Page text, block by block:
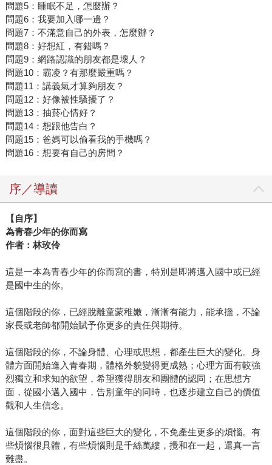
問題5：睡眠不足，怎麼辦？
問題6：我要加入哪一邊？
問題7：不滿意自己的外表，怎麼辦？
問題8：好想紅，有錯嗎？
問題9：網路認識的朋友都是壞人？
問題10：霸凌？有那麼嚴重嗎？
問題11：講義氣才算夠朋友？
問題12：好像被性騷擾了？
問題13：抽菸心情好？
問題14：想跟他告白？
問題15：爸媽可以偷看我的手機嗎？
問題16：想要有自己的房間？
序／導讀
【自序】
為青春少年的你而寫
作者：林玫伶
這是一本為青春少年的你而寫的書，特別是即將邁入國中或已經
是國中生的你。
這個階段的你，已經脫離童蒙稚嫩，漸漸有能力，能承擔，不論
家長或老師都開始賦予你更多的責任與期待。
這個階段的你，不論身體、心理或思想，都產生巨大的變化。身
體方面開始進入青春期，體格外貌變得更成熟；心理方面有較強
烈獨立和求知的欲望，希望獲得朋友和團體的認同；在思想方
面，從國小邁入國中，告別童年的同時，也逐步建立自己的價值
觀和人生信念。
這個階段的你，面對這些巨大的變化，不免產生更多的煩惱。有
些煩惱很具體，有些煩惱則是千絲萬縷，攪和在一起，還真一言
難盡。